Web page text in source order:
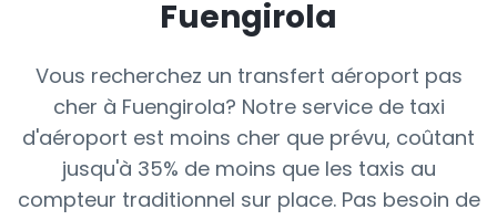
Fuengirola
Vous recherchez un transfert aéroport pas
cher à Fuengirola? Notre service de taxi
d'aéroport est moins cher que prévu, coûtant
jusqu'à 35% de moins que les taxis au
compteur traditionnel sur place. Pas besoin de